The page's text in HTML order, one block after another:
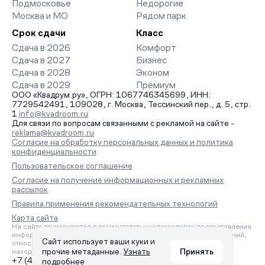
Подмосковье
Москва и МО
Недорогие
Рядом парк
Срок сдачи
Сдача в 2026
Сдача в 2027
Сдача в 2028
Сдача в 2029
Класс
Комфорт
Бизнес
Эконом
Премиум
ООО «Квадрум.ру», ОГРН: 1067746345699, ИНН:
7729542491, 109028, г. Москва, Тессинский пер., д. 5, стр.
1 info@kvadroom.ru
Для связи по вопросам связанными с рекламой на сайте -
reklama@kvadroom.ru
Согласие на обработку персональных данных и политика
конфиденциальности
Пользовательское соглашение
Согласие на получение информационных и рекламных
рассылок
Правила применения рекомендательных технологий
Карта сайта
На сайте применяются рекомендательные технологии предоставления
информации на основе сбора, систематизации и анализа сведений,
относящихся к предпочтениям пользователей сети «Интернет»,
находящихся на территории Российской Федерации.
+7 (495) 157-88-80
Сайт использует ваши куки и
прочие метаданные. Узнать
подробнее
Принять